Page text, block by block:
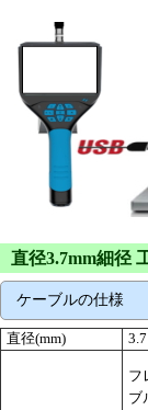
直径3.7mm細径
ケーブルの仕様
直径(mm)
フ
ブ